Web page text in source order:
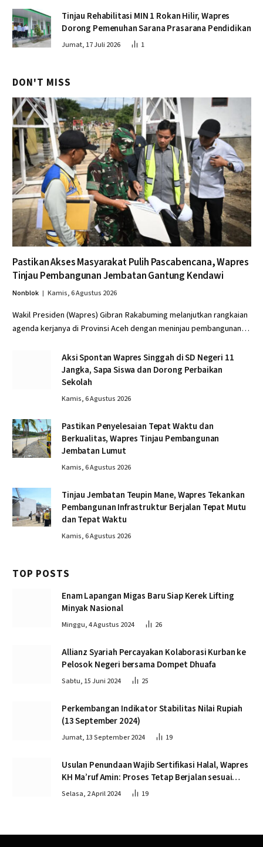
Tinjau Rehabilitasi MIN 1 Rokan Hilir, Wapres
Dorong Pemenuhan Sarana Prasarana Pendidikan
Jumat, 17 Juli 2026 1
DON'T MISS
Pastikan Akses Masyarakat Pulih Pascabencana, Wapres
Tinjau Pembangunan Jembatan Gantung Kendawi
Nonblok Kamis, 6 Agustus 2026
Wakil Presiden (Wapres) Gibran Rakabuming melanjutkan rangkaian
agenda kerjanya di Provinsi Aceh dengan meninjau pembangunan…
Aksi Spontan Wapres Singgah di SD Negeri 11
Jangka, Sapa Siswa dan Dorong Perbaikan
Sekolah
Kamis, 6 Agustus 2026
Pastikan Penyelesaian Tepat Waktu dan
Berkualitas, Wapres Tinjau Pembangunan
Jembatan Lumut
Kamis, 6 Agustus 2026
Tinjau Jembatan Teupin Mane, Wapres Tekankan
Pembangunan Infrastruktur Berjalan Tepat Mutu
dan Tepat Waktu
Kamis, 6 Agustus 2026
TOP POSTS
Enam Lapangan Migas Baru Siap Kerek Lifting
Minyak Nasional
Minggu, 4 Agustus 2024 26
Allianz Syariah Percayakan Kolaborasi Kurban ke
Pelosok Negeri bersama Dompet Dhuafa
Sabtu, 15 Juni 2024 25
Perkembangan Indikator Stabilitas Nilai Rupiah
(13 September 2024)
Jumat, 13 September 2024 19
Usulan Penundaan Wajib Sertifikasi Halal, Wapres
KH Ma’ruf Amin: Proses Tetap Berjalan sesuai
Penahapan
Selasa, 2 April 2024 19